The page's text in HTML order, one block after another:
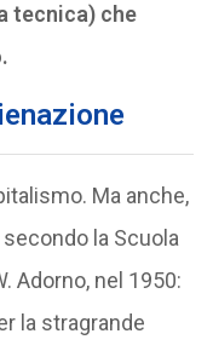
tecnica) che
Ma anche,
la Scuola
Adorno, nel 1950:
la stragrande